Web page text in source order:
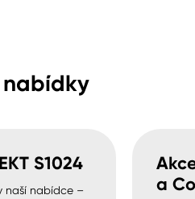
S1024
naší nabídce –
a